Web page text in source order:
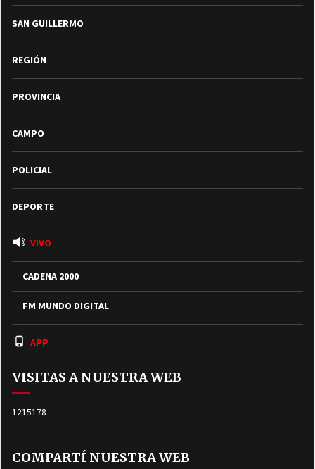
SAN GUILLERMO
REGIÓN
PROVINCIA
CAMPO
POLICIAL
DEPORTE
VIVO
CADENA 2000
FM MUNDO DIGITAL
APP
VISITAS A NUESTRA WEB
1215178
COMPARTÍ NUESTRA WEB